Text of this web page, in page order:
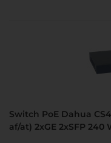
Switch PoE Dahua
af/at) 2xGE 2xSFP 240